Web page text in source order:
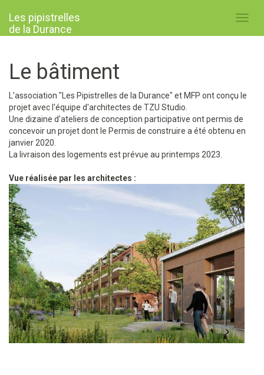
Les pipistrelles
de la Durance
Le bâtiment
L'association "Les Pipistrelles de la Durance" et MFP ont conçu le
projet avec l'équipe d'architectes de TZU Studio.
Une dizaine d'ateliers de conception participative ont permis de
concevoir un projet dont le Permis de construire a été obtenu en
janvier 2020.
La livraison des logements est prévue au printemps 2023.
Vue réalisée par les architectes :